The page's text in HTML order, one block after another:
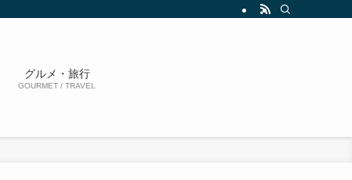
グルメ・旅行
GOURMET / TRAVEL